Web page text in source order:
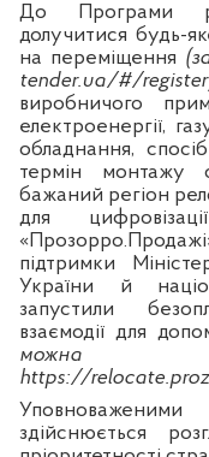
До Програми
долучитися будь-
на переміщення
tender.ua/#/
виробничого
електроенергії,
обладнання,
термін монтажу
бажаний регіон
для
підтримки
України й
запустили
взаємодії для
можна
https://
здійснюється